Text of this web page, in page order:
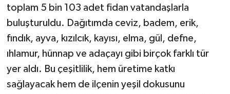
toplam 5 bin 103 adet fidan vatandaşlarla
buluşturuldu. Dağıtımda ceviz, badem, erik,
fındık, ayva, kızılcık, kayısı, elma, gül, defne,
ıhlamur, hünnap ve adaçayı gibi birçok farklı tür
yer aldı. Bu çeşitlilik, hem üretime katkı
sağlayacak hem de ilçenin yeşil dokusunu